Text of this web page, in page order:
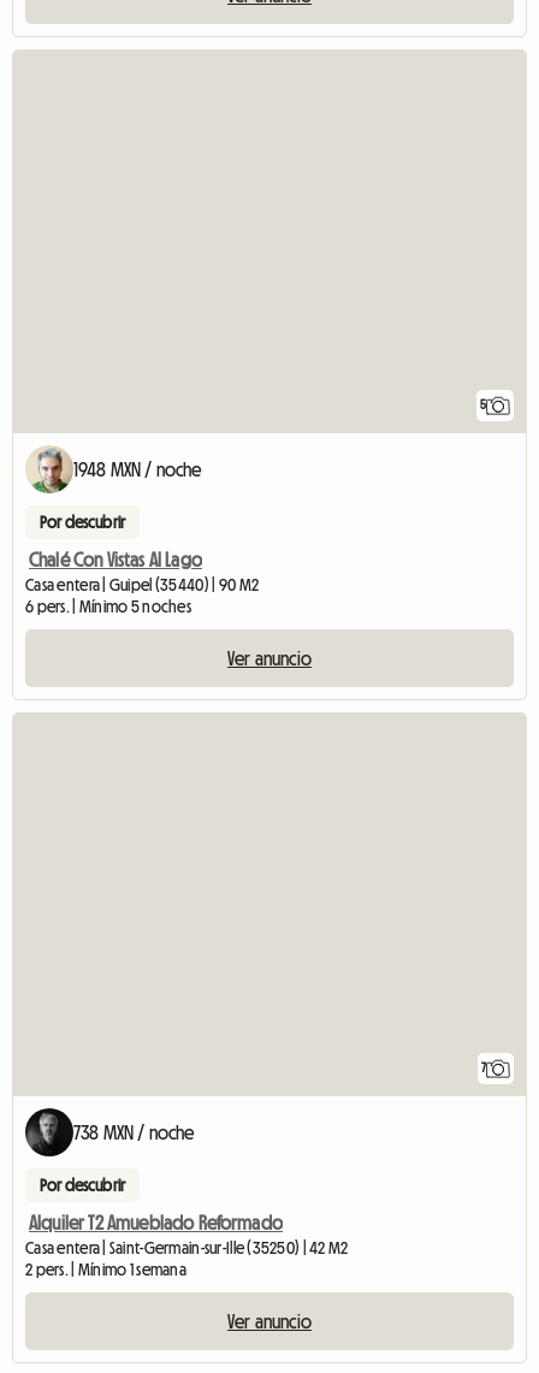
5
1948 MXN / noche
Por descubrir
Chalé Con Vistas Al Lago
Casa entera | Guipel (35440) | 90 M2
6 pers. | Mínimo 5 noches
Ver anuncio
7
738 MXN / noche
Por descubrir
Alquiler T2 Amueblado Reformado
Casa entera | Saint-Germain-sur-Ille (35250) | 42 M2
2 pers. | Mínimo 1 semana
Ver anuncio